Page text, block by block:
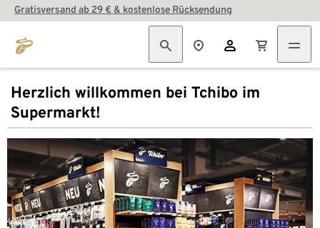
Gratisversand ab 29 € & kostenlose Rücksendung
Herzlich willkommen bei Tchibo im
Supermarkt!